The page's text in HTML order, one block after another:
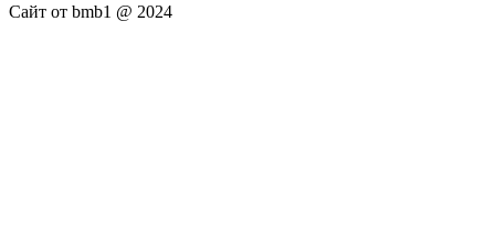
Сайт от bmb1 @ 2024